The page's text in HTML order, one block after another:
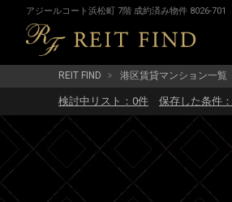
アジールコート浜松町 7階 成約済み物件 8026-701
REIT FIND 港区賃貸マンション一覧
検討中リスト： 0件 保存した条件：